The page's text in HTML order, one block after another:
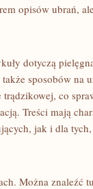
opisów ubrań,
dotyczą
sposobów na
co
Treści mają
jak i dla
Można znaleźć